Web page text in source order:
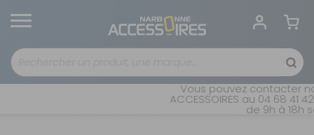
Vous pouvez contacter
ACCESSOIRES au 04 68 41
de 9h à 18h